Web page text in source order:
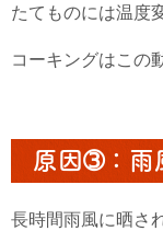
たてものには温度
コーキングはこの
原因➂：雨
長時間雨風に晒さ